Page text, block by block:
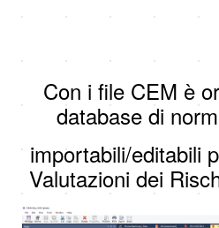
Con i file CEM è
database di
importabili/editabili
Valutazioni dei